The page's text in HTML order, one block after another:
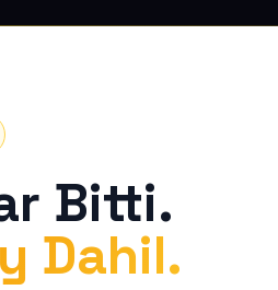
Bitti.
Dahil.